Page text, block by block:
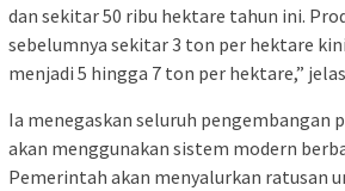
dan sekitar 50 ribu hektare tahun ini.
sebelumnya sekitar 3 ton per hektare
menjadi 5 hingga 7 ton per hektare,”
Ia menegaskan seluruh pengembangan
akan menggunakan sistem modern
Pemerintah akan menyalurkan ratusan